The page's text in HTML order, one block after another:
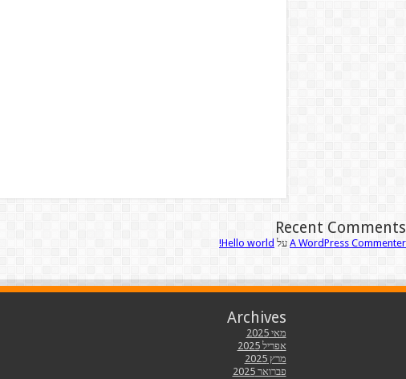
Recent Comments
A WordPress Commenter על Hello world!
Archives
מאי 2025
אפריל 2025
מרץ 2025
פברואר 2025